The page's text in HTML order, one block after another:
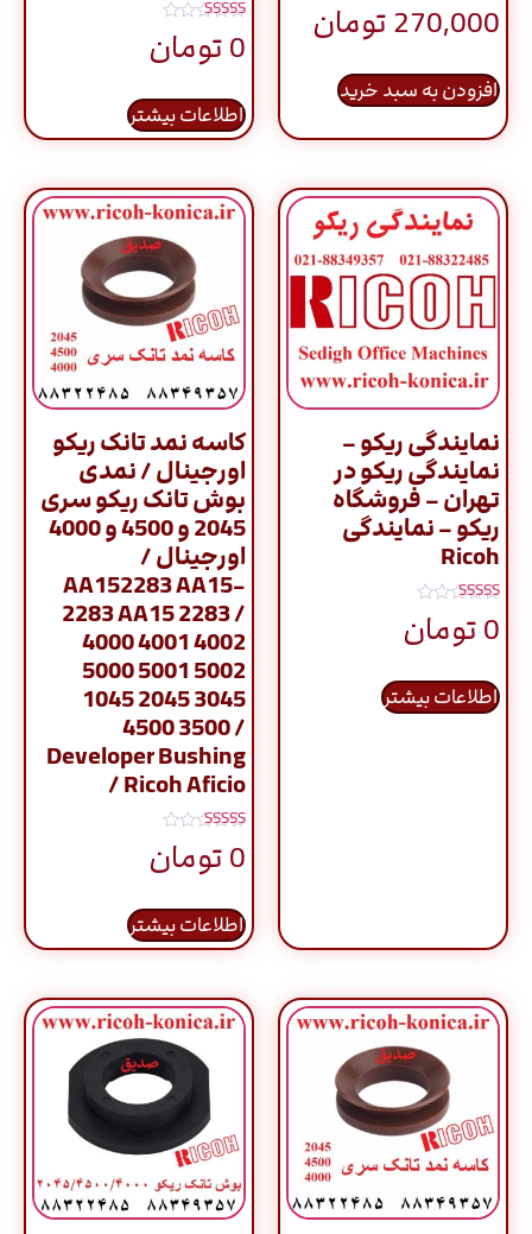
270,000تومان
افزودن به سبد خرید
نمره
5.00
از 5
0تومان
اطلاعات بیشتر
نمایندگی ریکو –
نمایندگی ریکو در
تهران – فروشگاه
ریکو – نمایندگی
Ricoh
نمره
5.00
از 5
0تومان
اطلاعات بیشتر
کاسه نمد تانک ریکو
اورجینال / نمدی
بوش تانک ریکو سری
2045 و 4500 و 4000
اورجینال /
AA152283 AA15-
2283 AA15 2283 /
4000 4001 4002
5000 5001 5002
1045 2045 3045
4500 3500 /
Developer Bushing
/ Ricoh Aficio
نمره
5.00
از 5
0تومان
اطلاعات بیشتر